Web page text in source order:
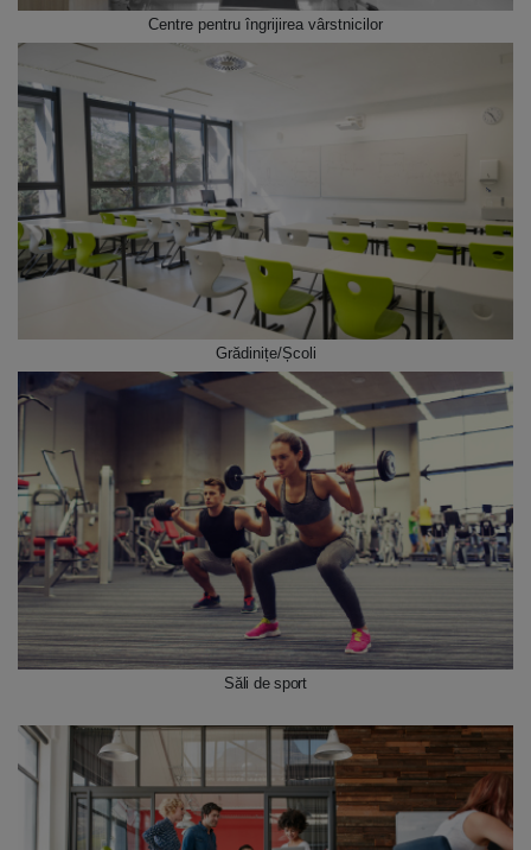
Centre pentru îngrijirea vârstnicilor
Grădinițe/Școli
Săli de sport